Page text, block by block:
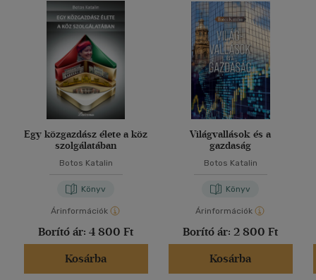
Egy közgazdász élete a köz
szolgálatában
Botos Katalin
Könyv
Árinformációk
Borító ár: 4 800 Ft
Kosárba
Világvallások és a
gazdaság
Botos Katalin
Könyv
Árinformációk
Borító ár: 2 800 Ft
Kosárba